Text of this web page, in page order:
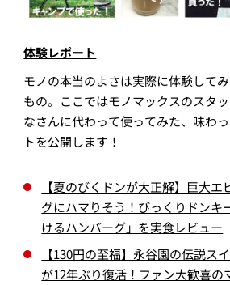
体験レポート
モノの本当のよさは実際に体験して
もの。ここではモノマックスのスタ
なさんに代わって使ってみた、味わ
トを公開します！
【夏のびくドンが大正解】巨大
グにハマりそう！びっくりドンキ
けるハンバーグ」を実食レビュー
【130円の至福】永谷園の伝説ス
が12年ぶり復活！ファン大歓喜の